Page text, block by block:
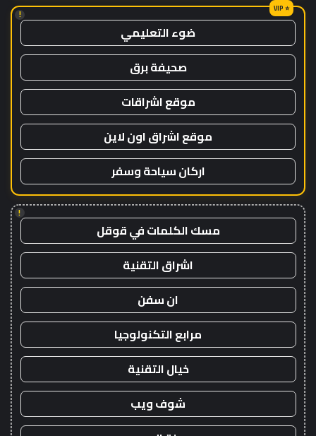
!
ضوء التعليمي
صحيفة برق
موقع اشراقات
موقع اشراق اون لاين
اركان سياحة وسفر
!
مسك الكلمات في قوقل
اشراق التقنية
ان سفن
مرابع التكنولوجيا
خيال التقنية
شوف ويب